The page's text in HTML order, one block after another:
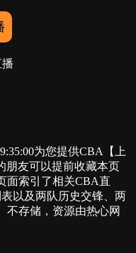
为您提供CBA【上
朋友可以提前收藏本页
面索引了相关CBA直
以及两队历史交锋、两
不存储，资源由热心网